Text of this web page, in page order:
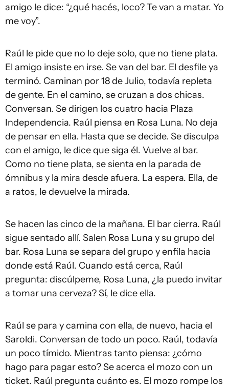
amigo le dice: “¿qué hacés, loco? Te van a matar. Yo
me voy”.
Raúl le pide que no lo deje solo, que no tiene plata.
El amigo insiste en irse. Se van del bar. El desfile ya
terminó. Caminan por 18 de Julio, todavía repleta
de gente. En el camino, se cruzan a dos chicas.
Conversan. Se dirigen los cuatro hacia Plaza
Independencia. Raúl piensa en Rosa Luna. No deja
de pensar en ella. Hasta que se decide. Se disculpa
con el amigo, le dice que siga él. Vuelve al bar.
Como no tiene plata, se sienta en la parada de
ómnibus y la mira desde afuera. La espera. Ella, de
a ratos, le devuelve la mirada.
Se hacen las cinco de la mañana. El bar cierra. Raúl
sigue sentado allí. Salen Rosa Luna y su grupo del
bar. Rosa Luna se separa del grupo y enfila hacia
donde está Raúl. Cuando está cerca, Raúl
pregunta: discúlpeme, Rosa Luna, ¿la puedo invitar
a tomar una cerveza? Sí, le dice ella.
Raúl se para y camina con ella, de nuevo, hacia el
Saroldi. Conversan de todo un poco. Raúl, todavía
un poco tímido. Mientras tanto piensa: ¿cómo
hago para pagar esto? Se acerca el mozo con un
ticket. Raúl pregunta cuánto es. El mozo rompe los